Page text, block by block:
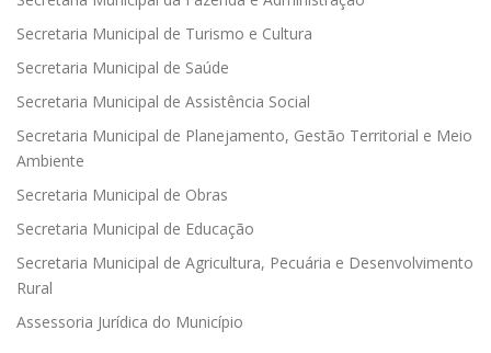
Secretaria Municipal de Turismo e Cultura
Secretaria Municipal de Saúde
Secretaria Municipal de Assistência Social
Secretaria Municipal de Planejamento, Gestão Territorial e Meio
Ambiente
Secretaria Municipal de Obras
Secretaria Municipal de Educação
Secretaria Municipal de Agricultura, Pecuária e Desenvolvimento
Rural
Assessoria Jurídica do Município